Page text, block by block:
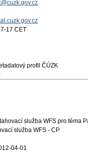
17 CET
profil ČÚZK
služba WFS pro téma
služba WFS - CP
04-01